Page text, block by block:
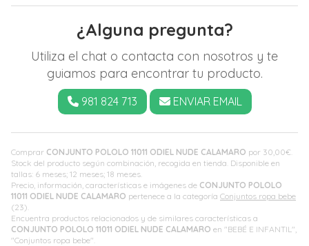
Comprar CONJUNTO POLOLO 11011 ODIEL NUDE CALAMARO por 30,00€
Stock del producto según combinación, recogida en tienda. Disponible en
tallas: 6 meses; 12 meses; 18 meses.
Precio, información, características e imágenes de CONJUNTO POLOLO
11011 ODIEL NUDE CALAMARO pertenece a la categoría Conjuntos ropa bebe
(23).
Encuentra productos relacionados y de similares características a
CONJUNTO POLOLO 11011 ODIEL NUDE CALAMARO en "BEBÉ E INFANTIL",
"Conjuntos ropa bebe".
¿Alguna pregunta?
Utiliza el chat o contacta con nosotros y te
guiamos para encontrar tu producto.
981 824 713 ENVIAR EMAIL